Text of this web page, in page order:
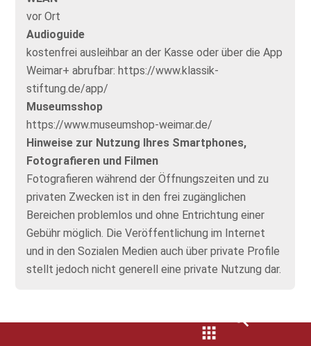
vor Ort
Audioguide
kostenfrei ausleihbar an der Kasse oder über die App
Weimar+ abrufbar: https://www.klassik-
stiftung.de/app/
Museumsshop
https://www.museumshop-weimar.de/
Hinweise zur Nutzung Ihres Smartphones,
Fotografieren und Filmen
Fotografieren während der Öffnungszeiten und zu
privaten Zwecken ist in den frei zugänglichen
Bereichen problemlos und ohne Entrichtung einer
Gebühr möglich. Die Veröffentlichung im Internet
und in den Sozialen Medien auch über private Profile
stellt jedoch nicht generell eine private Nutzung dar.